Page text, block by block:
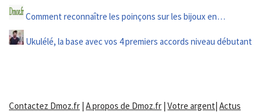
Comment reconnaître les poinçons sur les bijoux en…
Ukulélé, la base avec vos 4 premiers accords niveau débutant
Contactez Dmoz.fr | A propos de Dmoz.fr | Votre argent| Actus